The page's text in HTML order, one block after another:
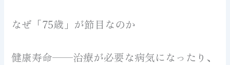
なぜ「75歳」が節目なのか
健康寿命——治療が必要な病気になったり、